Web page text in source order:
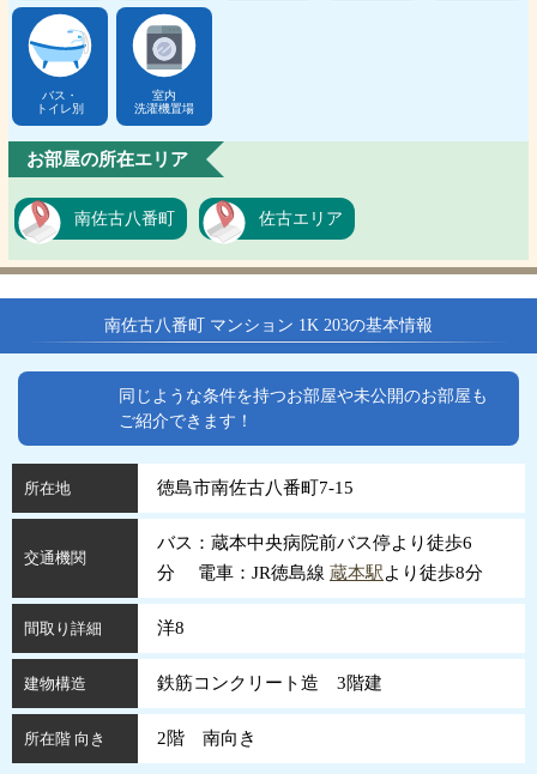
バス・
トイレ別
室内
洗濯機置場
お部屋の所在エリア
南佐古八番町 佐古エリア
南佐古八番町 マンション 1K 203の基本情報
同じような条件を持つお部屋や未公開のお部屋も
ご紹介できます！
所在地 徳島市南佐古八番町7-15
交通機関
バス：蔵本中央病院前バス停より徒歩6
分 電車：JR徳島線 蔵本駅より徒歩8分
間取り詳細 洋8
建物構造 鉄筋コンクリート造 3階建
所在階 向き 2階 南向き